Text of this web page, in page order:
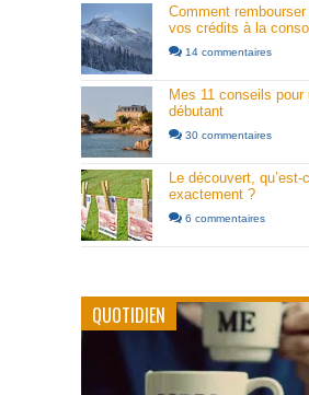
Comment
vos crédits à la
14 commentaires
Mes 11 conseils
débutant
30 commentaires
Le découvert, qu’est-
exactement ?
6 commentaires
QUOTIDIEN